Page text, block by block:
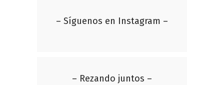
– Síguenos en Instagram –
– Rezando juntos –